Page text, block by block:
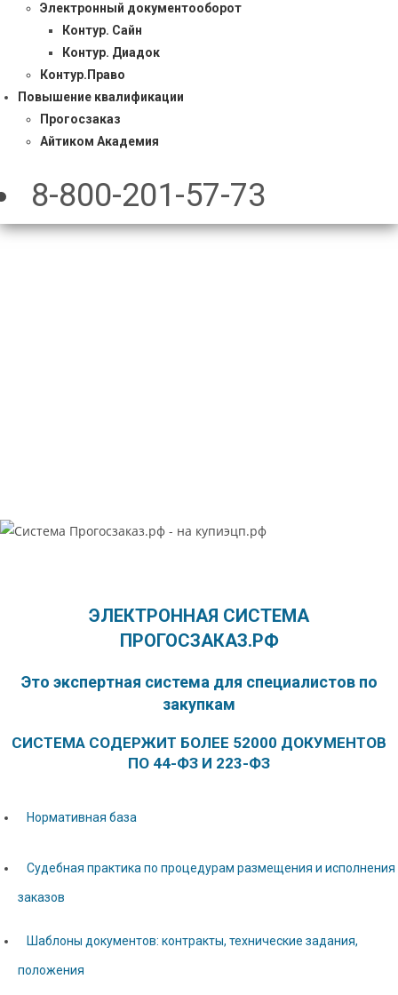
Электронный документооборот
Контур. Сайн
Контур. Диадок
Контур.Право
Повышение квалификации
Прогосзаказ
Айтиком Академия
8-800-201-57-73
ЭЛЕКТРОННАЯ СИСТЕМА
ПРОГОСЗАКАЗ.РФ
Это экспертная система для специалистов по
закупкам
СИСТЕМА СОДЕРЖИТ БОЛЕЕ 52000 ДОКУМЕНТОВ
ПО 44-ФЗ И 223-ФЗ
Нормативная база
Судебная практика по процедурам размещения и исполнения
заказов
Шаблоны документов: контракты, технические задания,
положения